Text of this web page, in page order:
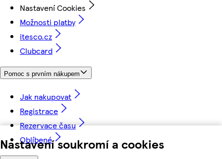
Nastavení soukromí a cookies
Nastavení Cookies
Možnosti platby
itesco.cz
Clubcard
Pomoc s prvním nákupem
Jak nakupovat
Registrace
Rezervace času
Oblíbené